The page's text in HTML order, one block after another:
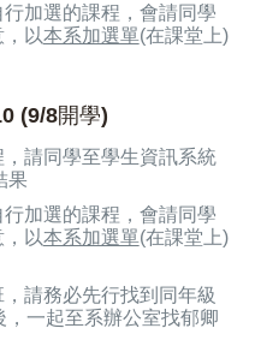
加選的課程，會請同學
以本系加選單(在課堂上)
(9/8開學)
請同學至學生資訊系統
果
加選的課程，會請同學
以本系加選單(在課堂上)
請務必先行找到同年級
一起至系辦公室找郁卿